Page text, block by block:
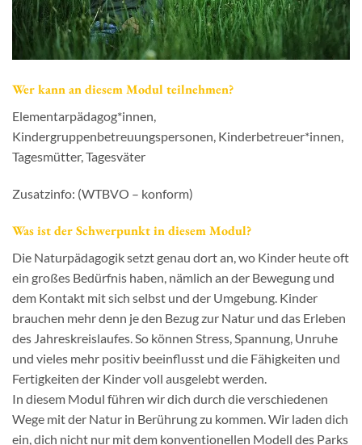
Wer kann an diesem Modul teilnehmen?
Elementarpädagog*innen,
Kindergruppenbetreuungspersonen, Kinderbetreuer*innen,
Tagesmütter, Tagesväter
Zusatzinfo: (WTBVO – konform)
Was ist der Schwerpunkt in diesem Modul?
Die Naturpädagogik setzt genau dort an, wo Kinder heute oft
ein großes Bedürfnis haben, nämlich an der Bewegung und
dem Kontakt mit sich selbst und der Umgebung. Kinder
brauchen mehr denn je den Bezug zur Natur und das Erleben
des Jahreskreislaufes. So können Stress, Spannung, Unruhe
und vieles mehr positiv beeinflusst und die Fähigkeiten und
Fertigkeiten der Kinder voll ausgelebt werden.
In diesem Modul führen wir dich durch die verschiedenen
Wege mit der Natur in Berührung zu kommen. Wir laden dich
ein, dich nicht nur mit dem konventionellen Modell des Parks